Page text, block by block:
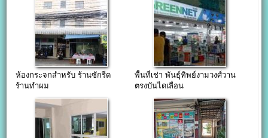
ห้องกระจกสำหรับ ร้านซักรีด
ร้านทำผม
พื้นที่เช่า พันธุ์ทิพย์งามวงศ์วาน
ตรงบันไดเลื่อน